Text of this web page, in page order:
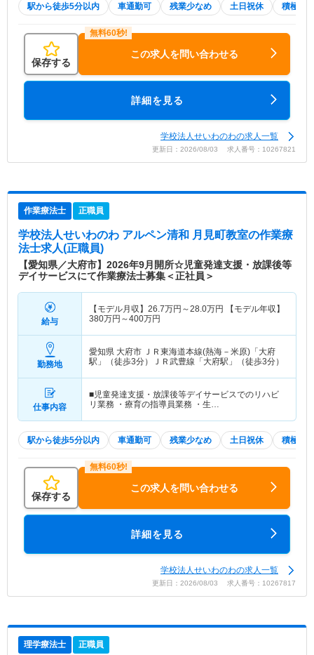
駅から徒歩5分以内 車通勤可 残業少なめ 土日祝休 積極採
保存する
この求人を問い合わせる
詳細を見る
学校法人せいわのわの求人一覧
更新日：2026/08/03 求人番号：10267821
作業療法士 正職員
学校法人せいわのわ アルペン清和 月見町教室の作業療
法士求人(正職員)
【愛知県／大府市】2026年9月開所☆児童発達支援・放課後等
デイサービスにて作業療法士募集＜正社員＞
給与
【モデル月収】 26.7万円～28.0万円 【モデル年収】
380万円～400万円
勤務地
愛知県 大府市
ＪＲ東海道本線(熱海－米原)「大府
駅」（徒歩3分）ＪＲ武豊線「大府駅」（徒歩3分）
仕事内容
■児童発達支援・放課後等デイサービスでのリハビ
リ業務 ・療育の指導員業務 ・生…
駅から徒歩5分以内 車通勤可 残業少なめ 土日祝休 積極採
保存する
この求人を問い合わせる
詳細を見る
学校法人せいわのわの求人一覧
更新日：2026/08/03 求人番号：10267817
理学療法士 正職員